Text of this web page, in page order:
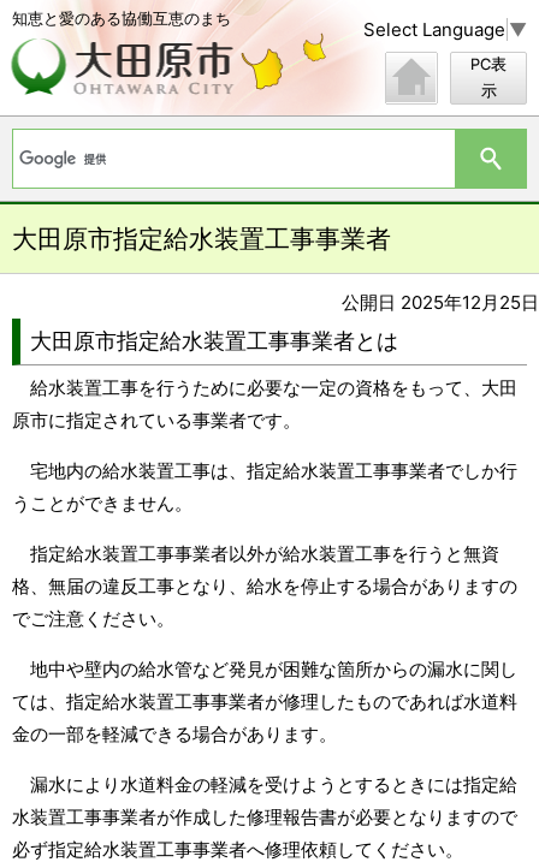
知恵と愛のある協働互恵のまち Select Language ▼
PC表
示
大田原市指定給水装置工事事業者
公開日 2025年12月25日
大田原市指定給水装置工事事業者とは
給水装置工事を行うために必要な一定の資格をもって、大田
原市に指定されている事業者です。
宅地内の給水装置工事は、指定給水装置工事事業者でしか行
うことができません。
指定給水装置工事事業者以外が給水装置工事を行うと無資
格、無届の違反工事となり、給水を停止する場合がありますの
でご注意ください。
地中や壁内の給水管など発見が困難な箇所からの漏水に関し
ては、指定給水装置工事事業者が修理したものであれば水道料
金の一部を軽減できる場合があります。
漏水により水道料金の軽減を受けようとするときには指定給
水装置工事事業者が作成した修理報告書が必要となりますので
必ず指定給水装置工事事業者へ修理依頼してください。